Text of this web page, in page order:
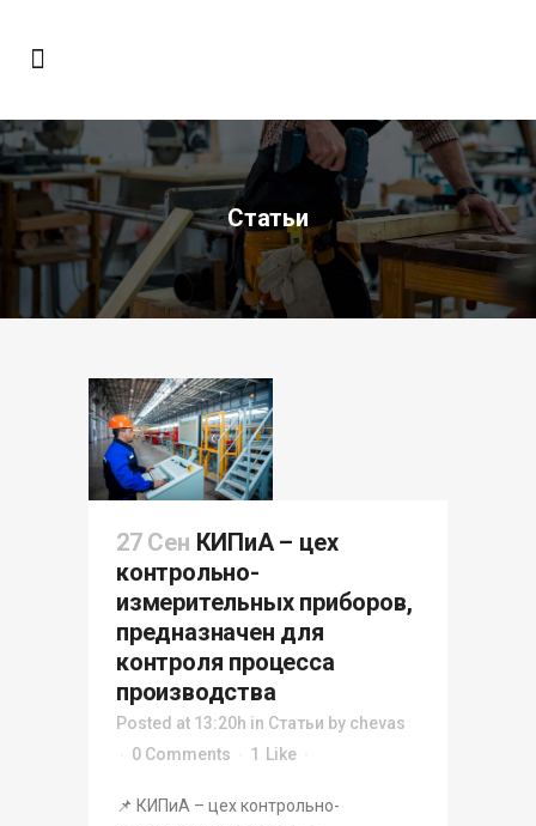
Статьи
27 Сен КИПиА – цех
контрольно-
измерительных приборов,
предназначен для
контроля процесса
производства
Posted at 13:20h in Статьи by chevas
0 Comments
1 Like
📌 КИПиА – цех контрольно-